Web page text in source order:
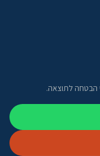
הבטחה לתוצאה.